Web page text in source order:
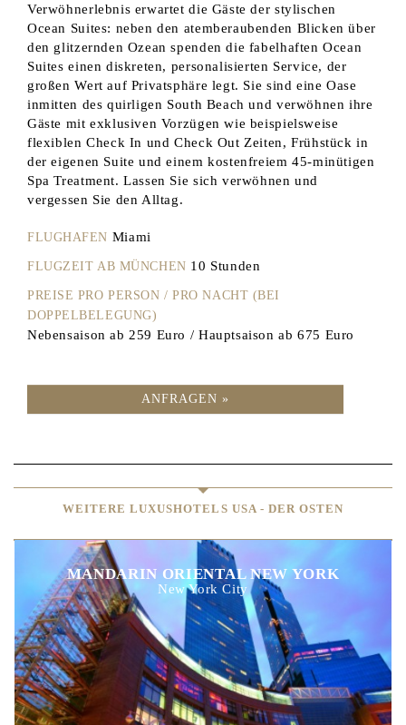
Verwöhnerlebnis erwartet die Gäste der stylischen
Ocean Suites: neben den atemberaubenden Blicken über
den glitzernden Ozean spenden die fabelhaften Ocean
Suites einen diskreten, personalisierten Service, der
großen Wert auf Privatsphäre legt. Sie sind eine Oase
inmitten des quirligen South Beach und verwöhnen ihre
Gäste mit exklusiven Vorzügen wie beispielsweise
flexiblen Check In und Check Out Zeiten, Frühstück in
der eigenen Suite und einem kostenfreiem 45-minütigen
Spa Treatment. Lassen Sie sich verwöhnen und
vergessen Sie den Alltag.
FLUGHAFEN Miami
FLUGZEIT AB MÜNCHEN 10 Stunden
PREISE PRO PERSON / PRO NACHT (BEI
DOPPELBELEGUNG)
Nebensaison ab 259 Euro / Hauptsaison ab 675 Euro
ANFRAGEN »
WEITERE LUXUSHOTELS USA - DER OSTEN
MANDARIN ORIENTAL NEW YORK
New York City